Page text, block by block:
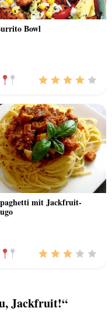
Bowl
mit Jackfruit-
Jackfruit!“